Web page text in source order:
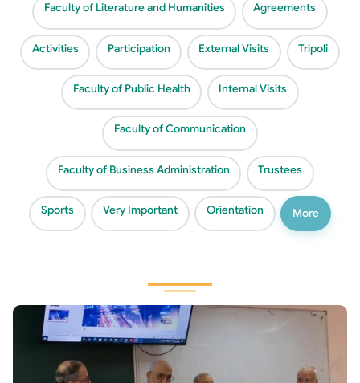
Faculty of Literature and Humanities Agreements
Activities Participation External Visits Tripoli
Faculty of Public Health Internal Visits
Faculty of Communication
Faculty of Business Administration Trustees
Sports Very Important Orientation More